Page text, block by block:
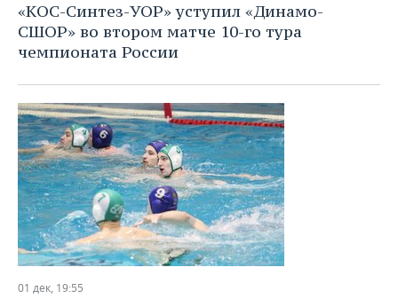
«KОС-Синтез-УОР» уступил «Динамо-
СШОР» во втором матче 10-го тура
чемпионата России
01 дек, 19:55